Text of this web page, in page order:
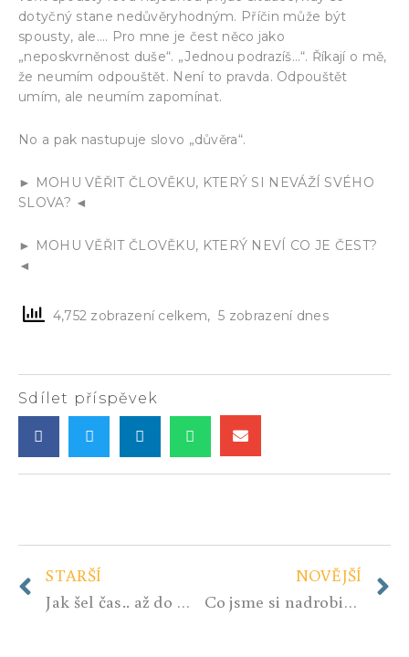
dotyčný stane nedůvěryhodným. Příčin může být
spousty, ale…. Pro mne je čest něco jako
„neposkvrněnost duše“. „Jednou podrazíš…“. Říkají o mě,
že neumím odpouštět. Není to pravda. Odpouštět
umím, ale neumím zapomínat.
No a pak nastupuje slovo „důvěra“.
► MOHU VĚŘIT ČLOVĚKU, KTERÝ SI NEVÁŽÍ SVÉHO
SLOVA? ◄
► MOHU VĚŘIT ČLOVĚKU, KTERÝ NEVÍ CO JE ČEST?
◄
4,752 zobrazení celkem, 5 zobrazení dnes
Sdílet příspěvek
STARŠÍ
Jak šel čas.. až do Občanského parlamentu
NOVĚJŠÍ
Co jsme si nadrobili, to máme!